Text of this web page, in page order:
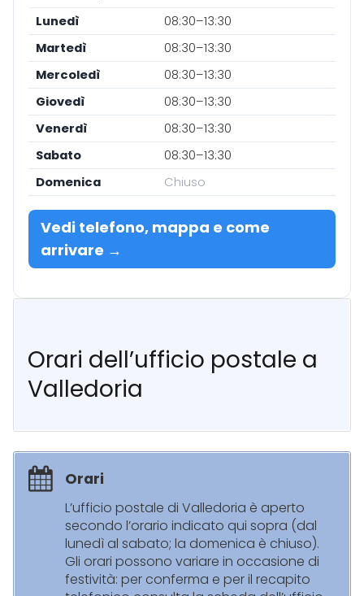
Lunedì
08:30–13:30
Martedì
08:30–13:30
Mercoledì
08:30–13:30
Giovedì
08:30–13:30
Venerdì
08:30–13:30
Sabato
08:30–13:30
Domenica
Chiuso
Vedi telefono, mappa e come
arrivare →
Orari dell’ufficio postale a
Valledoria
Orari
L’ufficio postale di Valledoria è aperto
secondo l’orario indicato qui sopra (dal
lunedì al sabato; la domenica è chiuso).
Gli orari possono variare in occasione di
festività: per conferma e per il recapito